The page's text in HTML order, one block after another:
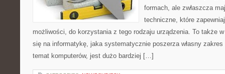
formach, ale zwłaszcza
techniczne, które
możliwości, do korzystania z tego rodzaju urządzenia. To także
się na informatykę, jaka systematycznie poszerza własny
temat komputerów, jest dużo bardziej […]